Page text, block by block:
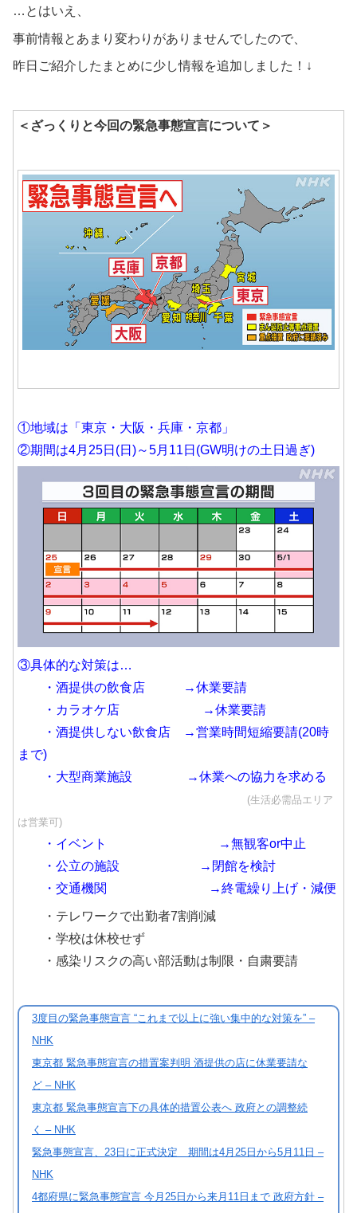
…とはいえ、
事前情報とあまり変わりがありませんでしたので、
昨日ご紹介したまとめに少し情報を追加しました！↓
＜ざっくりと今回の緊急事態宣言について＞
①地域は「東京・大阪・兵庫・京都」
②期間は4月25日(日)～5月11日(GW明けの土日過ぎ)
③具体的な対策は…
・酒提供の飲食店 →休業要請
・カラオケ店 →休業要請
・酒提供しない飲食店 →営業時間短縮要請(20時
まで)
・大型商業施設 →休業への協力を求める
(生活必需品エリア
は営業可)
・イベント →無観客or中止
・公立の施設 →閉館を検討
・交通機関 →終電繰り上げ・減便
・テレワークで出勤者7割削減
・学校は休校せず
・感染リスクの高い部活動は制限・自粛要請
3度目の緊急事態宣言 “これまで以上に強い集中的な対策を” –
NHK
東京都 緊急事態宣言の措置案判明 酒提供の店に休業要請な
ど – NHK
東京都 緊急事態宣言下の具体的措置公表へ 政府との調整続
く – NHK
緊急事態宣言、23日に正式決定 期間は4月25日から5月11日 –
NHK
4都府県に緊急事態宣言 今月25日から来月11日まで 政府方針 –